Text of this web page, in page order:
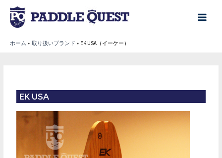
main
ホーム 取り扱いブランド EK USA（イーケー）
EK USA